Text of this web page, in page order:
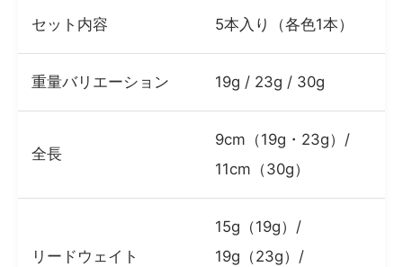
セット内容 5本入り（各色1本）
重量バリエーション 19g / 23g / 30g
全長
9cm（19g・23g）/
11cm（30g）
リードウェイト
15g（19g）/
19g（23g）/